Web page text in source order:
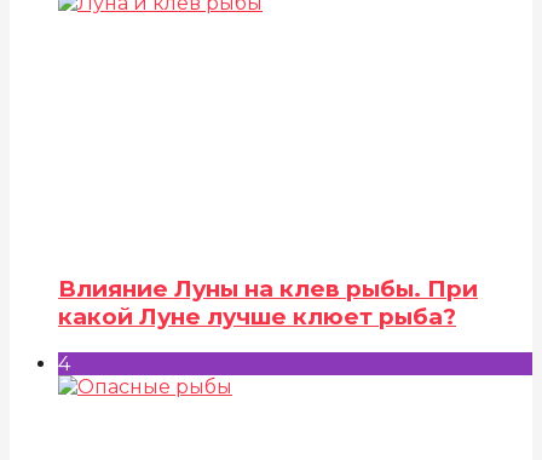
Влияние Луны на клев рыбы. При
какой Луне лучше клюет рыба?
4